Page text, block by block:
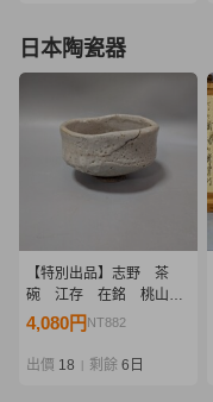
日本陶瓷器
【特別出品】志野 茶
碗 江存 在銘 桃山時
代
4,080円 NT882
出價 18 剩餘 6日